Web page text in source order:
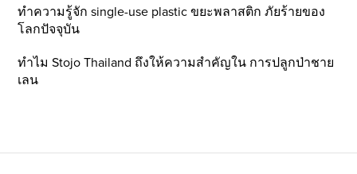
ทำความรู้จัก single-use plastic ขยะพลาสติก ภัยร้ายของ
โลกปัจจุบัน
ทำไม Stojo Thailand ถึงให้ความสำคัญใน การปลูกป่าชาย
เลน